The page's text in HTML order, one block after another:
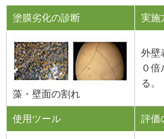
塗膜劣化の診断 実施
藻・壁面の割れ
外壁
０倍
る。
使用ツール 評価